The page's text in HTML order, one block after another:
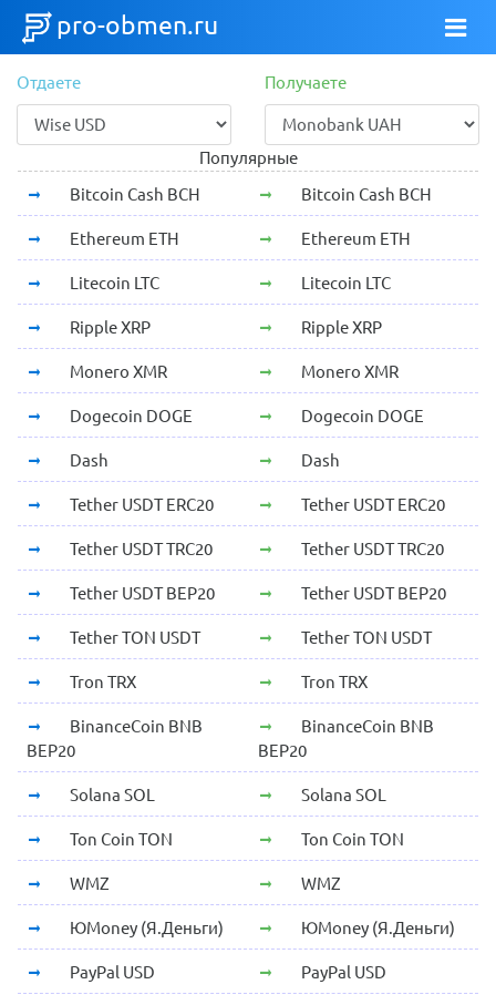
pro-obmen.ru
Отдаете Получаете
Популярные
Bitcoin Cash BCH
Bitcoin Cash BCH
Ethereum ETH Ethereum ETH
Litecoin LTC Litecoin LTC
Ripple XRP Ripple XRP
Monero XMR Monero XMR
Dogecoin DOGE Dogecoin DOGE
Dash Dash
Tether USDT ERC20 Tether USDT ERC20
Tether USDT TRC20 Tether USDT TRC20
Tether USDT BEP20 Tether USDT BEP20
Tether TON USDT Tether TON USDT
Tron TRX Tron TRX
BinanceCoin BNB
BEP20
BinanceCoin BNB
BEP20
Solana SOL Solana SOL
Ton Coin TON Ton Coin TON
WMZ WMZ
ЮMoney (Я.Деньги) ЮMoney (Я.Деньги)
PayPal USD PayPal USD